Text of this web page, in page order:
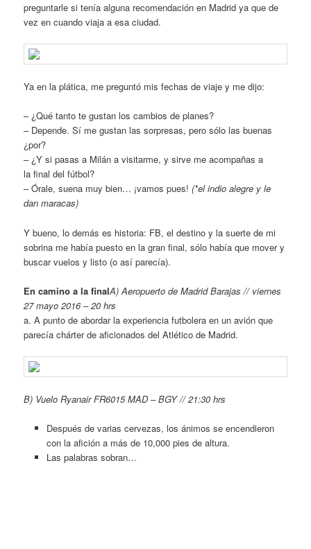
preguntarle si tenía alguna recomendación en Madrid ya que de
vez en cuando viaja a esa ciudad.
Ya en la plática, me preguntó mis fechas de viaje y me dijo:
– ¿Qué tanto te gustan los cambios de planes?
– Depende. Sí me gustan las sorpresas, pero sólo las buenas
¿por?
– ¿Y si pasas a Milán a visitarme, y sirve me acompañas a
la final del fútbol?
– Órale, suena muy bien… ¡vamos pues!(*el indio alegre y le
dan maracas)
Y bueno, lo demás es historia: FB, el destino y la suerte de mi
sobrina me había puesto en la gran final, sólo había que mover y
buscar vuelos y listo (o así parecía).
En camino a la finalA) Aeropuerto de Madrid Barajas // viernes
27 mayo 2016 – 20 hrs
a. A punto de abordar la experiencia futbolera en un avión que
parecía chárter de aficionados del Atlético de Madrid.
B) Vuelo Ryanair FR6015 MAD – BGY // 21:30 hrs
Después de varias cervezas, los ánimos se encendieron
con la afición a más de 10,000 pies de altura.
Las palabras sobran…